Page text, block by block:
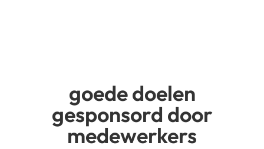
goede doelen
gesponsord door
medewerkers